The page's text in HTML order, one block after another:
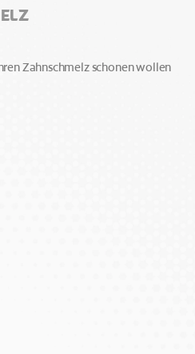
Zahnschmelz schonen wollen